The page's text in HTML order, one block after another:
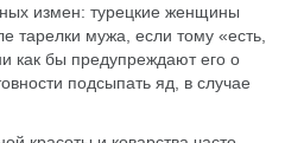
измен: турецкие женщины
тарелки мужа, если тому «есть,
как бы предупреждают его о
подсыпать яд, в случае